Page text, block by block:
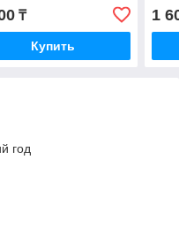
₸
Купить
1
год